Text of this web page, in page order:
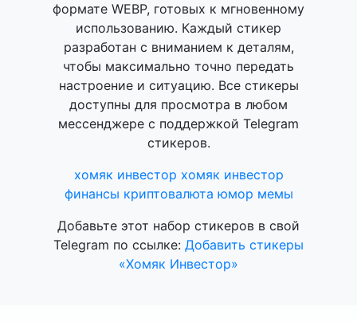
формате WEBP, готовых к мгновенному
использованию. Каждый стикер
разработан с вниманием к деталям,
чтобы максимально точно передать
настроение и ситуацию. Все стикеры
доступны для просмотра в любом
мессенджере с поддержкой Telegram
стикеров.
хомяк инвестор хомяк инвестор
финансы криптовалюта юмор мемы
Добавьте этот набор стикеров в свой
Telegram по ссылке: Добавить стикеры
«Хомяк Инвестор»